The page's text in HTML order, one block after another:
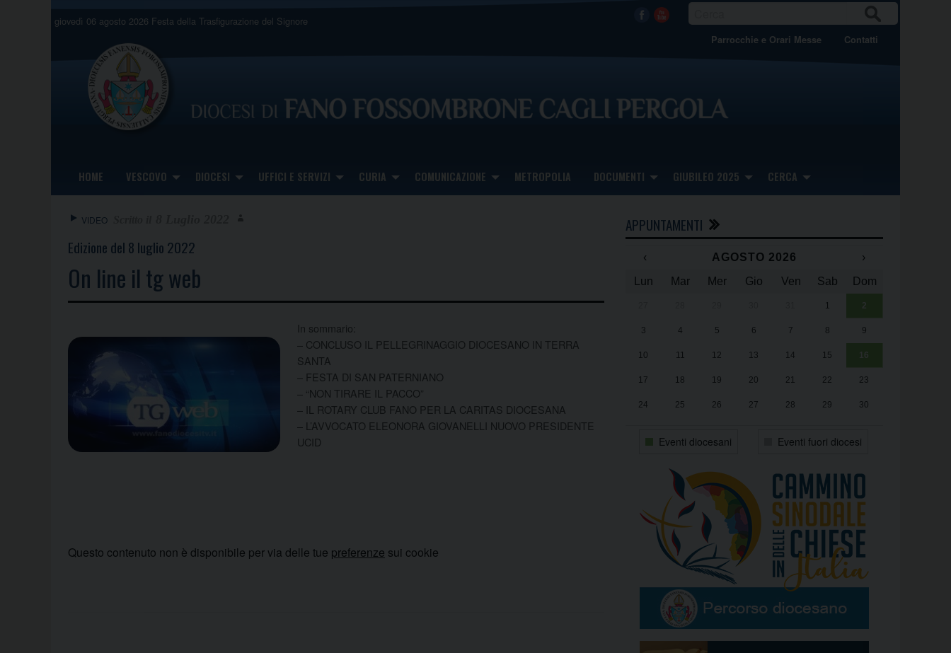
giovedì 06 agosto 2026 Festa della Trasfigurazione del Signore Facebook
Youtube CA
Parrocchie e Orari Messe Contatti
HOME VESCOVO DIOCESI UFFICI E SERVIZI CURIA COMUNICAZIONE METROPOLIA DOCUMENTI GIUBILEO 2025 CERCA
VIDEO
Edizione del 8 luglio 2022
On line il tg web
In sommario:
– CONCLUSO IL PELLEGRINAGGIO DIOCESANO IN TERRA
SANTA
– FESTA DI SAN PATERNIANO
– “NON TIRARE IL PACCO”
– IL ROTARY CLUB FANO PER LA CARITAS DIOCESANA
– L’AVVOCATO ELEONORA GIOVANELLI NUOVO PRESIDENTE
UCID
Questo contenuto non è disponibile per via delle tue preferenze sui cookie
APPUNTAMENTI
‹ AGOSTO 2026
›
Lun
Mar Mer Gio Ven Sab Dom
1 2
3 4 5 6 7 8 9
10 11 12 13 14 15 16
17 18 19 20 21 22 23
24 25 26 27 28 29 30
Eventi diocesani Eventi fuori diocesi